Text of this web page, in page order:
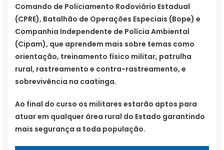
Comando de Policiamento Rodoviário Estadual
(CPRE), Batalhão de Operações Especiais (Bope) e
Companhia Independente de Polícia Ambiental
(Cipam), que aprendem mais sobre temas como
orientação, treinamento físico militar, patrulha
rural, rastreamento e contra-rastreamento, e
sobrevivência na caatinga.
Ao final do curso os militares estarão aptos para
atuar em qualquer área rural do Estado garantindo
mais segurança a toda população.